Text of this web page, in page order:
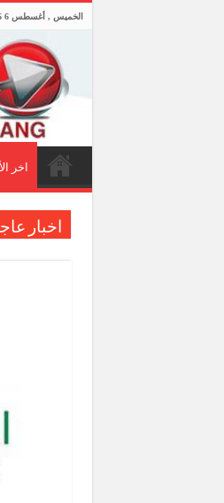
الخميس , أغسطس 6 2026
اخر
اخبار